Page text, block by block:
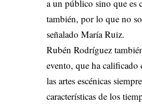
a un público sino que es
también, por lo que no
señalado María Ruiz.
Rubén Rodríguez
evento, que ha
las artes escénicas
características de los